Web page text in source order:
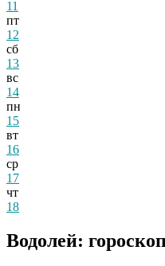
11
пт
12
сб
13
вс
14
пн
15
вт
16
ср
17
чт
18
Водолей: